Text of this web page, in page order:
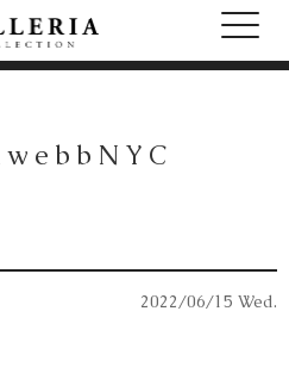
2022/06/15 Wed.